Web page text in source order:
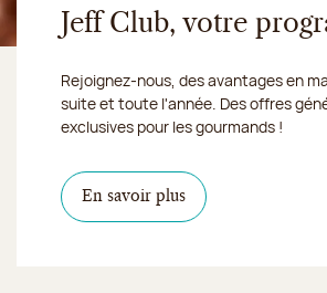
Jeff Club, votre
Rejoignez-nous, des avantages en
suite et toute l'année. Des offres
exclusives pour les gourmands !
En savoir plus